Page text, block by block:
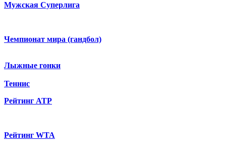
Мужская Суперлига
Чемпионат мира (гандбол)
Лыжные гонки
Теннис
Рейтинг ATP
Рейтинг WTA